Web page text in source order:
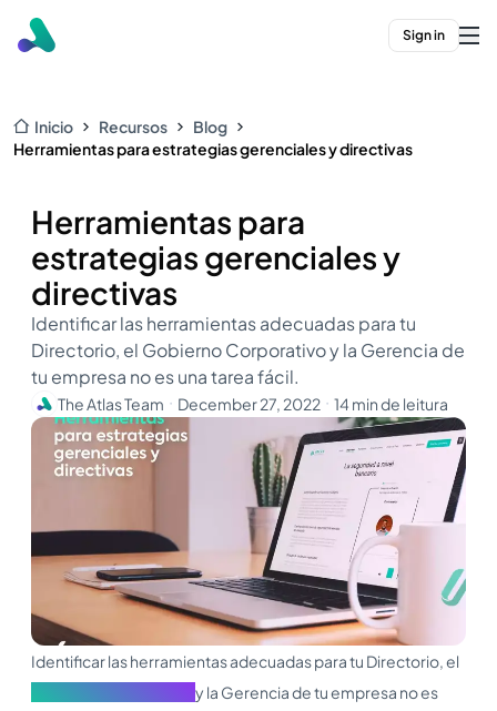
Sign in
Inicio Recursos
Blog
Herramientas para estrategias gerenciales y directivas
Herramientas para
estrategias gerenciales y
directivas
Identificar las herramientas adecuadas para tu
Directorio, el Gobierno Corporativo y la Gerencia de
tu empresa no es una tarea fácil.
The Atlas Team ・ December 27, 2022 ・ 14 min de leitura
Identificar las herramientas adecuadas para tu Directorio, el
y la Gerencia de tu empresa no es